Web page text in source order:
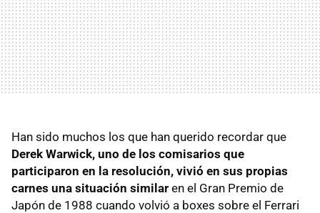
Han sido muchos los que han querido recordar que
Derek Warwick, uno de los comisarios que
participaron en la resolución, vivió en sus propias
carnes una situación similar en el Gran Premio de
Japón de 1988 cuando volvió a boxes sobre el Ferrari